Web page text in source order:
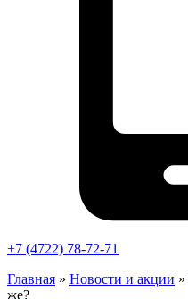
+7 (4722) 78-72-71
Главная » Новости и акции »
же?